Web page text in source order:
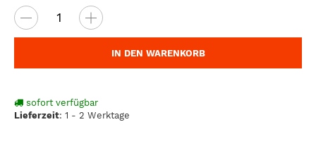
IN DEN WARENKORB
sofort verfügbar
Lieferzeit: 1 - 2 Werktage